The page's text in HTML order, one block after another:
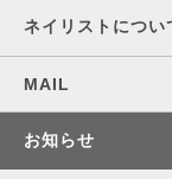
ネイリストについ
MAIL
お知らせ